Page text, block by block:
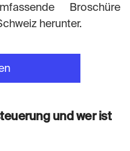
Broschüre
herunter.
und wer ist